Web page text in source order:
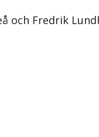
och Fredrik